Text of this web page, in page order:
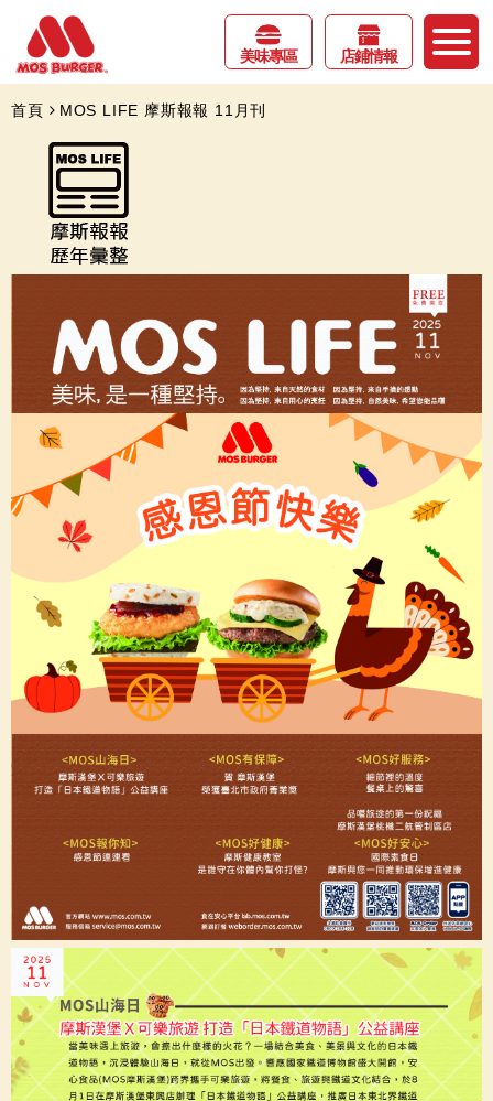
美味專區 店鋪情報
首頁 MOS LIFE 摩斯報報 11月刊